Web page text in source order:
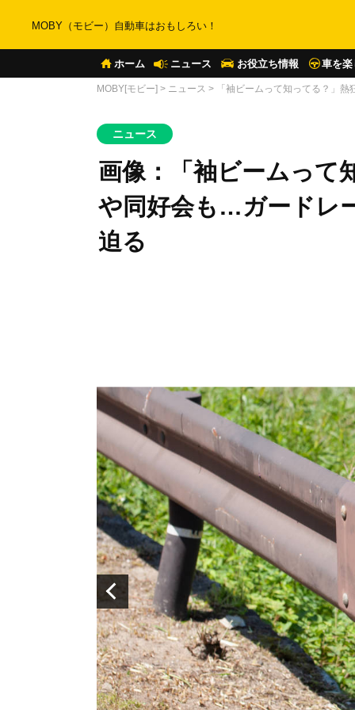
MOBY（モビー）自動車はおもしろい！
ホーム ニュース お役立ち情報 車を楽
MOBY[モビー] > ニュース > 「袖ビームって知ってる？」
ニュース
画像：「袖ビームって
や同好会も…ガードレ
迫る